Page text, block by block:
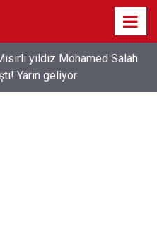
yıldız Mohamed Salah
Yarın geliyor